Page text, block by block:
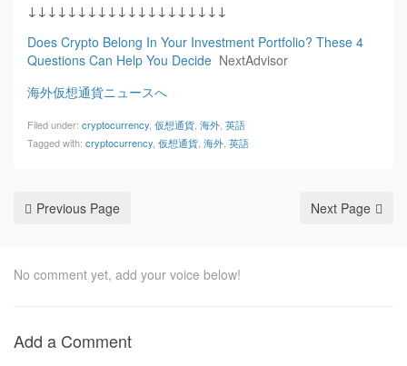
↓↓↓↓↓↓↓↓↓↓↓↓↓↓↓↓↓↓↓↓
Does Crypto Belong In Your Investment Portfolio? These 4
Questions Can Help You Decide NextAdvisor
海外仮想通貨ニュースへ
Filed under: cryptocurrency 仮想通貨 海外 英語
Tagged with: cryptocurrency 仮想通貨 海外 英語
Previous Page Next Page
No comment yet, add your voice below!
Add a Comment